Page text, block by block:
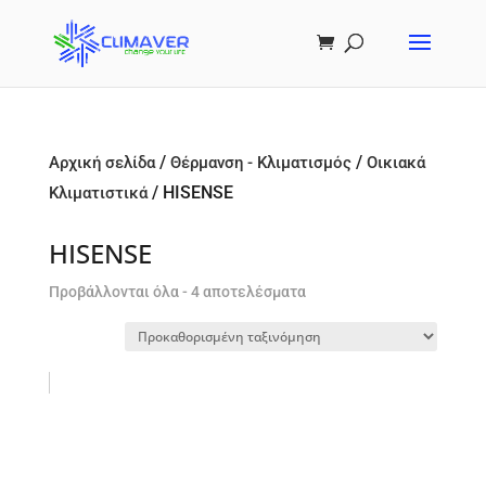
Αρχική σελίδα/ Θέρμανση - Κλιματισμός/ Οικιακά
Κλιματιστικά/ HISENSE
HISENSE
Προβάλλονται όλα - 4 αποτελέσματα